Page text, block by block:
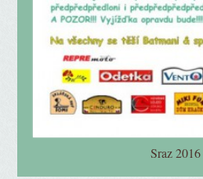
Sraz 2016